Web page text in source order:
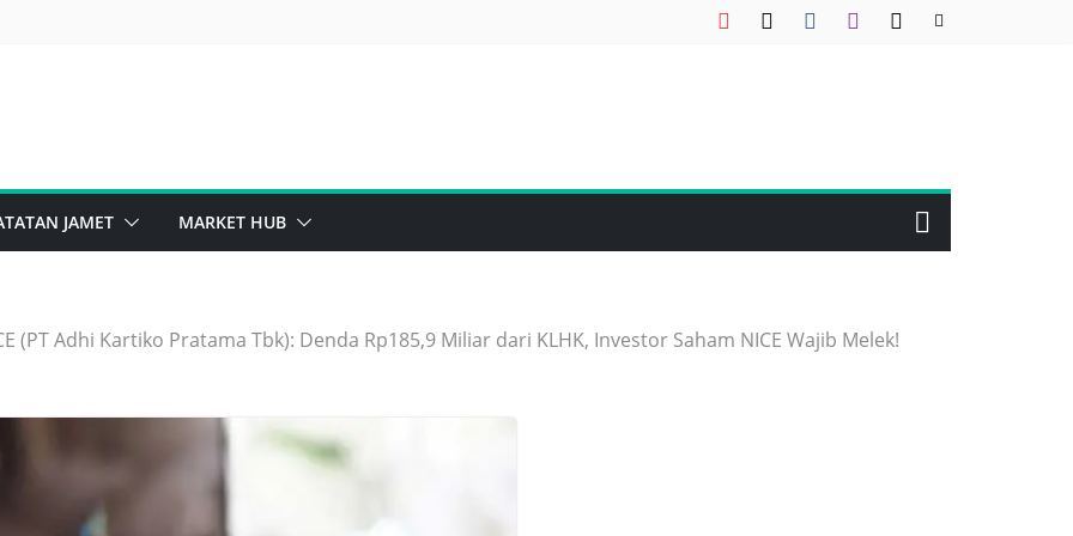
JAMET MARKET HUB
(PT Adhi Kartiko Pratama Tbk): Denda Rp185,9 Miliar dari KLHK, Investor Saham NICE Wajib Melek!